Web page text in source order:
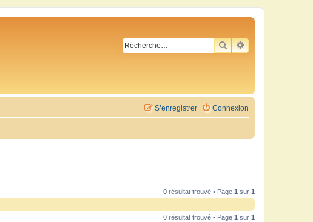
RECHERCHER
RECHERCHE
Connexion
S’enregistrer
0 résultat trouvé • Page 1 sur 1
0 résultat trouvé • Page 1 sur 1